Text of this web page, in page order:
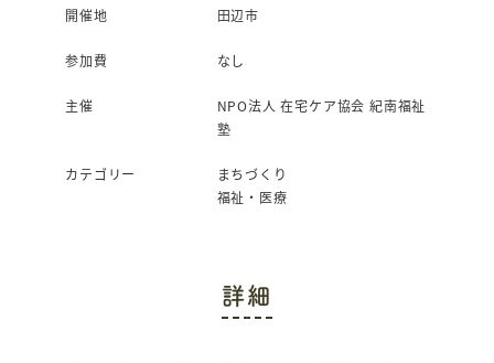
開催地 田辺市
参加費 なし
主催
NPO法人 在宅ケア協会 紀南福祉
塾
カテゴリー
まちづくり
福祉・医療
詳細